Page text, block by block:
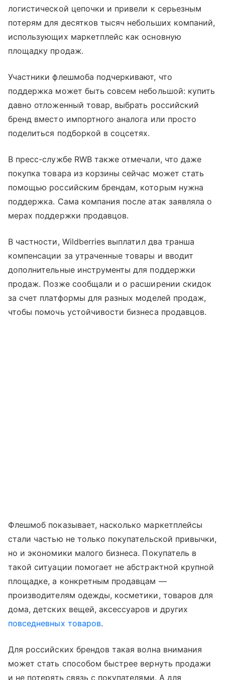
логистической цепочки и привели к серьезным
потерям для десятков тысяч небольших компаний,
использующих маркетплейс как основную
площадку продаж.
Участники флешмоба подчеркивают, что
поддержка может быть совсем небольшой: купить
давно отложенный товар, выбрать российский
бренд вместо импортного аналога или просто
поделиться подборкой в соцсетях.
В пресс-службе RWB также отмечали, что даже
покупка товара из корзины сейчас может стать
помощью российским брендам, которым нужна
поддержка. Сама компания после атак заявляла о
мерах поддержки продавцов.
В частности, Wildberries выплатил два транша
компенсации за утраченные товары и вводит
дополнительные инструменты для поддержки
продаж. Позже сообщали и о расширении скидок
за счет платформы для разных моделей продаж,
чтобы помочь устойчивости бизнеса продавцов.
Флешмоб показывает, насколько маркетплейсы
стали частью не только покупательской привычки,
но и экономики малого бизнеса. Покупатель в
такой ситуации помогает не абстрактной крупной
площадке, а конкретным продавцам —
производителям одежды, косметики, товаров для
дома, детских вещей, аксессуаров и других
повседневных товаров.
Для российских брендов такая волна внимания
может стать способом быстрее вернуть продажи
и не потерять связь с покупателями. А для